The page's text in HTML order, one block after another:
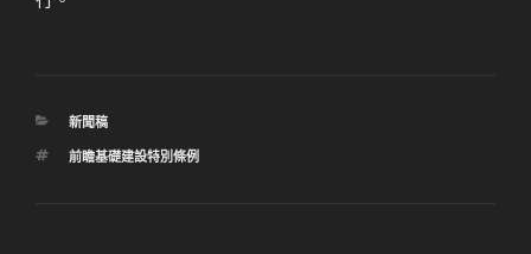
分
新聞稿
標
前瞻基礎建設特別條例